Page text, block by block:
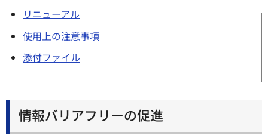
リニューアル
使用上の注意事項
添付ファイル
情報バリアフリーの促進